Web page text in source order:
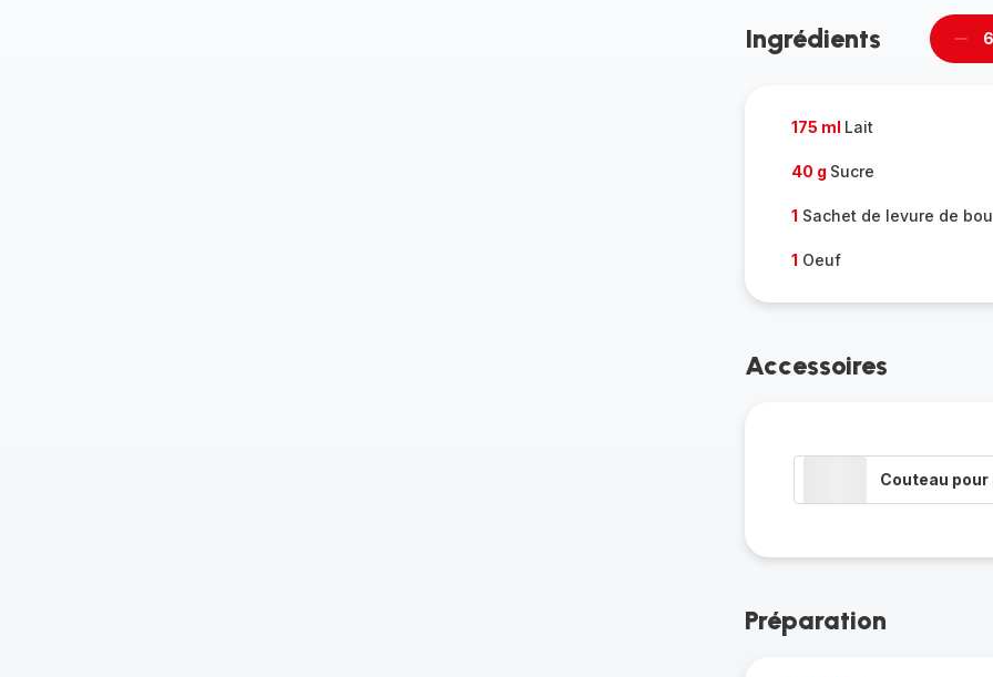
Ingrédients
175 ml Lait
40 g Sucre
1 Sachet de levure de
1 Oeuf
Accessoires
Couteau
Préparation